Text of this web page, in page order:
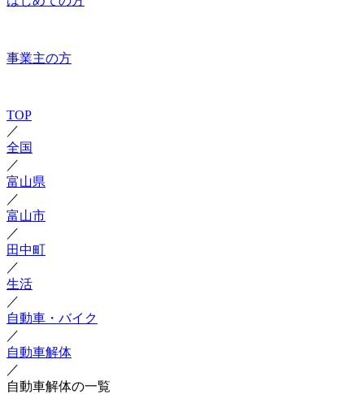
事業主の方
TOP
／
全国
／
富山県
／
富山市
／
田中町
／
生活
／
自動車・バイク
／
自動車解体
／
自動車解体の一覧